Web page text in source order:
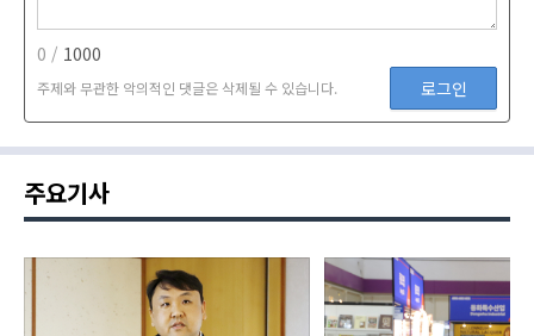
0 / 1000
주제와 무관한 악의적인 댓글은 삭제될 수 있습니다. 로그인
주요기사